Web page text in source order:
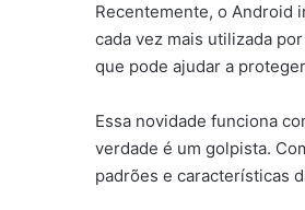
Recentemente, o Android
cada vez mais utilizada
que pode ajudar a
Essa novidade funciona
verdade é um golpista.
padrões e características